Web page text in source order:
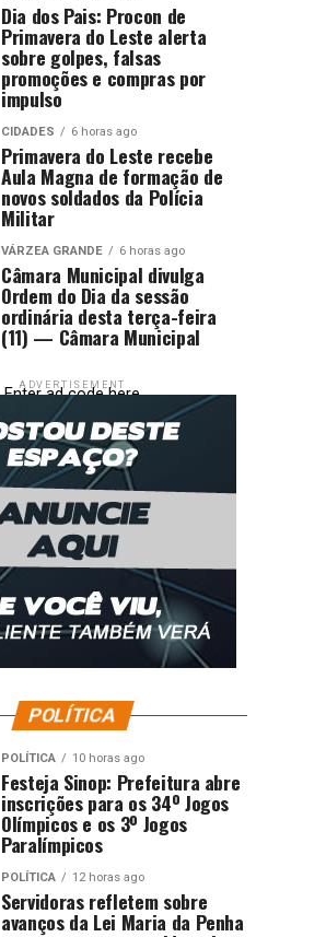
Dia dos Pais: Procon de
Primavera do Leste alerta
sobre golpes, falsas
promoções e compras por
impulso
CIDADES 6 horas ago
Primavera do Leste recebe
Aula Magna de formação de
novos soldados da Polícia
Militar
VÁRZEA GRANDE 6 horas ago
Câmara Municipal divulga
Ordem do Dia da sessão
ordinária desta terça-feira
(11) — Câmara Municipal
ADVERTISEMENT
Enter ad code here
POLÍTICA
POLÍTICA 10 horas ago
Festeja Sinop: Prefeitura abre
inscrições para os 34º Jogos
Olímpicos e os 3º Jogos
Paralímpicos
POLÍTICA 12 horas ago
Servidoras refletem sobre
avanços da Lei Maria da Penha